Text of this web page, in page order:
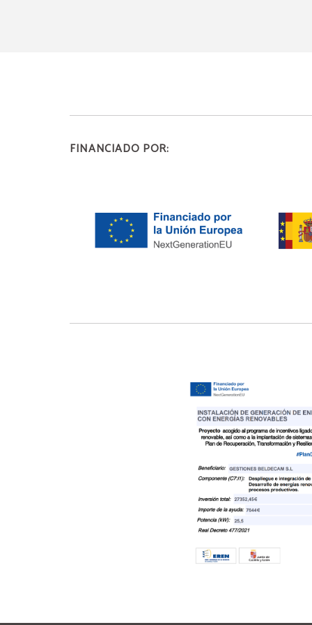
FINANCIADO POR: